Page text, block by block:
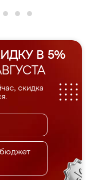
В 5%
скидка